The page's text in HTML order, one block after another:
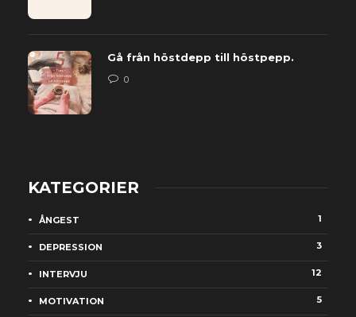
Gå från höstdepp till höstpepp.
0
KATEGORIER
ÅNGEST 1
DEPRESSION 3
INTERVJU 12
MOTIVATION 5